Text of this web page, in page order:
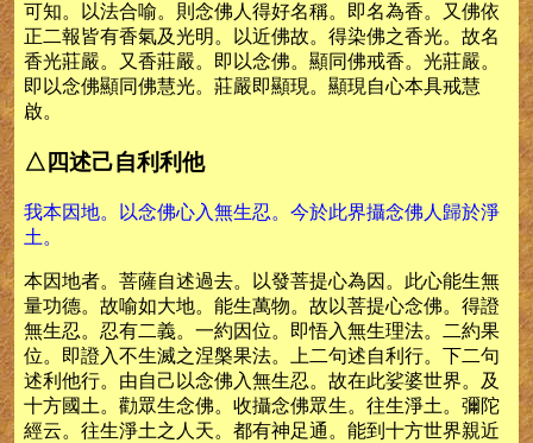
可知。以法合喻。則念佛人得好名稱。即名為香。又佛依
正二報皆有香氣及光明。以近佛故。得染佛之香光。故名
香光莊嚴。又香莊嚴。即以念佛。顯同佛戒香。光莊嚴。
即以念佛顯同佛慧光。莊嚴即顯現。顯現自心本具戒慧
啟。
△四述己自利利他
我本因地。以念佛心入無生忍。今於此界攝念佛人歸於淨
土。
本因地者。菩薩自述過去。以發菩提心為因。此心能生無
量功德。故喻如大地。能生萬物。故以菩提心念佛。得證
無生忍。忍有二義。一約因位。即悟入無生理法。二約果
位。即證入不生滅之涅槃果法。上二句述自利行。下二句
述利他行。由自己以念佛入無生忍。故在此娑婆世界。及
十方國土。勸眾生念佛。收攝念佛眾生。往生淨土。彌陀
經云。往生淨土之人天。都有神足通。能到十方世界親近